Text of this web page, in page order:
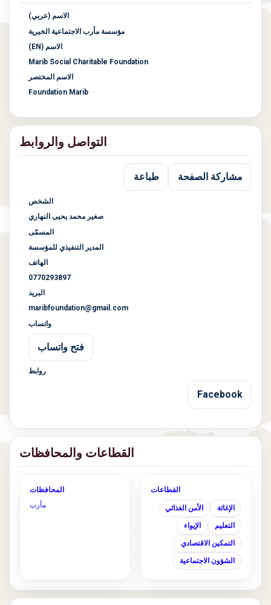
الاسم (عربي)
مؤسسة مأرب الاجتماعية الخيرية
الاسم (EN)
Marib Social Charitable Foundation
الاسم المختصر
Foundation Marib
التواصل والروابط
مشاركة الصفحة طباعة
الشخص
صغير محمد يحيى النهاري
المسمّى
المدير التنفيذي للمؤسسة
الهاتف
0770293897
البريد
maribfoundation@gmail.com
واتساب
فتح واتساب
روابط
Facebook
القطاعات والمحافظات
القطاعات
الإغاثة الأمن الغذائي
التعليم الإيواء
التمكين الاقتصادي
الشؤون الاجتماعية
المحافظات
مأرب